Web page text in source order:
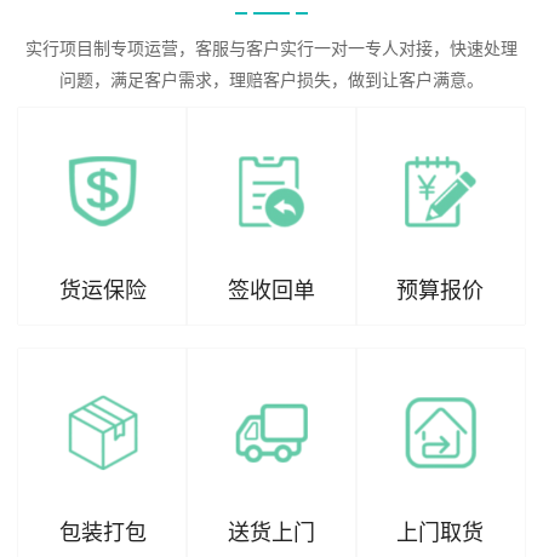
实行项目制专项运营，客服与客户实行一对一专人对接，快速处理
问题，满足客户需求，理赔客户损失，做到让客户满意。
货运保险 签收回单 预算报价
包装打包 送货上门 上门取货